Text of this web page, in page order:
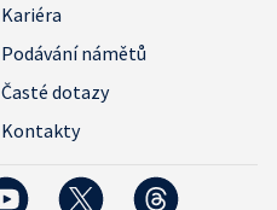
Kariéra
Podávání námětů
Časté dotazy
Kontakty